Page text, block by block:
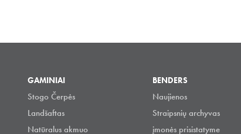
GAMINIAI
Stogo Čerpės
Landšaftas
Natūralus akmuo
BENDERS
Naujienos
Straipsnių archyvas
įmonės prisistatyme